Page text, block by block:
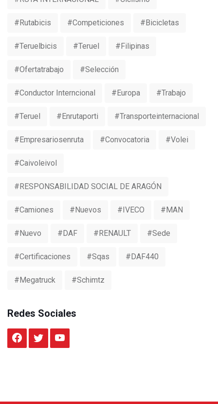
#rutabicis #competiciones #bicicletas
#teruelbicis #teruel #Filipinas
#ofertatrabajo #selección
#conductor Interncional #europa #trabajo
#Teruel #Enrutaporti #Transporteinternacional
#Empresariosenruta #convocatoria #volei
#caivoleivol
#RESPONSABILIDAD SOCIAL DE ARAGÓN
#camiones #nuevos #IVECO #MAN
#nuevo #DAF #RENAULT #sede
#certificaciones #sqas #DAF440
#Megatruck #Schimtz
Redes Sociales